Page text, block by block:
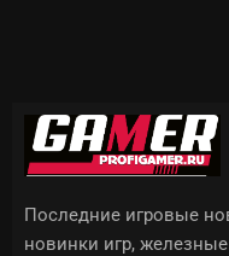
Последние игровые
новинки игр,